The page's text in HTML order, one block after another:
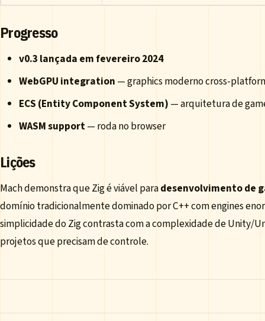
Progresso
v0.3 lançada em fevereiro 2024
WebGPU integration — graphics moderno cross-
ECS (Entity Component System) — arquitetura de
WASM support— roda no browser
Lições
Mach demonstra que Zig é viável paradesenvolvimento de
domínio tradicionalmente dominado por C++ com engines
simplicidade do Zig contrasta com a complexidade de Unity/
projetos que precisam de controle.